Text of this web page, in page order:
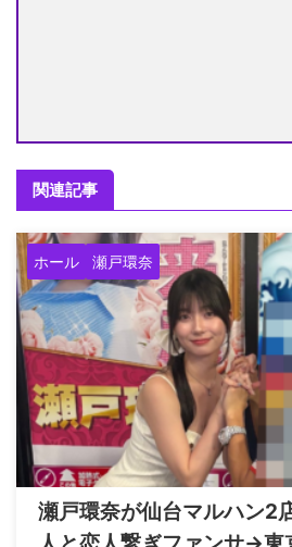
関連記事
ホール 瀬戸環奈
瀬戸環奈が仙台マルハン2